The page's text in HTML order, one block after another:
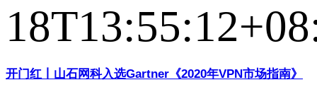
开门红丨山石网科入选Gartner《2020年VPN市场指南》